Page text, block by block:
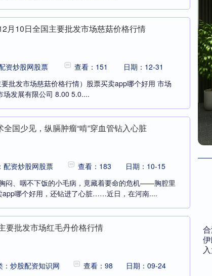
月10日全国主要批发市场慈菇价格行情
资炒股网股票 查看：151
日期：12-31
批发市场慈菇价格行情）股票买卖app哪个好用 市场
场发展有限公司 8.00 5.0....
国少见，纵膈肿瘤“啃”穿血管钻入心脏
配资炒股网股票 查看：183
日期：10-15
闷、咽不下饭的小毛病，竟藏着要命的危机——胸腔里
app哪个好用，还钻进了心脏……近日，在河南....
要批发市场红毛丹价格行情
：炒股配资知识网 查看：98
日期：09-24